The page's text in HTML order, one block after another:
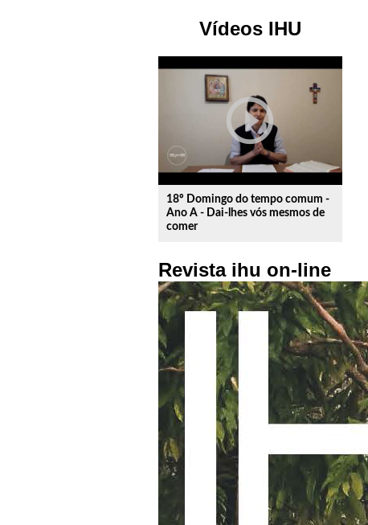
Vídeos IHU
play_circle_outline
18º Domingo do tempo comum -
Ano A - Dai-lhes vós mesmos de
comer
Revista ihu on-line